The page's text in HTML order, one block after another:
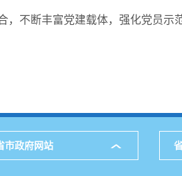
不断丰富党建载体，强化党员示
市政府网站